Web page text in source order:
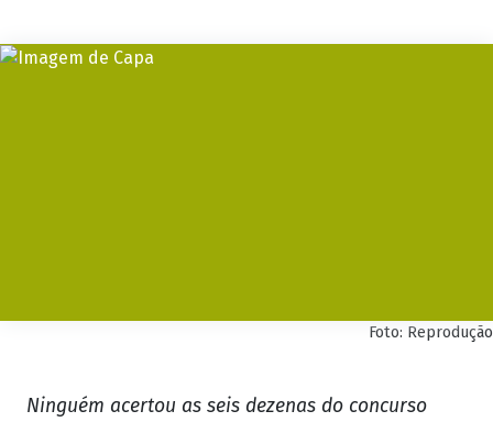
Foto: Reprodução
Ninguém acertou as seis dezenas do concurso